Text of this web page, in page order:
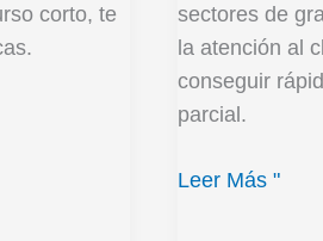
corto, te
sectores de
la atención al
conseguir
parcial.
Leer Más "